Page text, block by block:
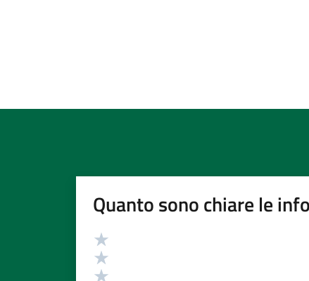
Quanto sono chiare le
Valutazione